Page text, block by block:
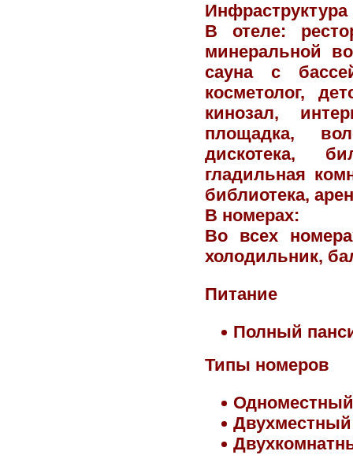
Инфраструктура
В отеле:
минеральной
сауна с
косметолог,
кинозал,
площадка,
дискотека,
гладильная
библиотека,
В номерах:
Во всех
холодильник,
Питание
Полный
Типы номеров
Одноместный
Двухместный